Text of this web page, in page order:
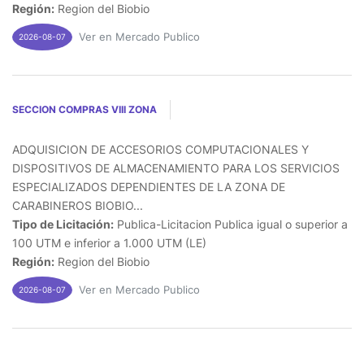
Región: Region del Biobio
2026-08-07 Ver en Mercado Publico
SECCION COMPRAS VIII ZONA
ADQUISICION DE ACCESORIOS COMPUTACIONALES Y
DISPOSITIVOS DE ALMACENAMIENTO PARA LOS SERVICIOS
ESPECIALIZADOS DEPENDIENTES DE LA ZONA DE
CARABINEROS BIOBIO...
Tipo de Licitación: Publica-Licitacion Publica igual o superior a
100 UTM e inferior a 1.000 UTM (LE)
Región: Region del Biobio
2026-08-07 Ver en Mercado Publico